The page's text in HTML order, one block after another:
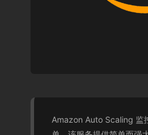
Amazon Auto Scaling 监